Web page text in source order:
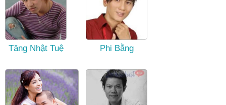
Tăng Nhật Tuệ Phi Bằng